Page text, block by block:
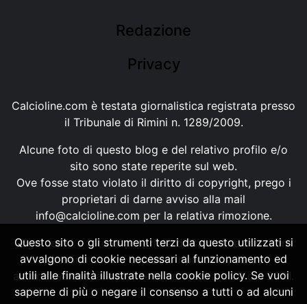
Redazione
Privacy
Calcioline.com è testata giornalistica registrata presso
il Tribunale di Rimini n. 1289/2009.
Alcune foto di questo blog e del relativo profilo e/o
sito sono state reperite sul web.
Ove fosse stato violato il diritto di copyright, prego i
proprietari di darne avviso alla mail
info@calcioline.com per la relativa rimozione.
Ogni testo e foto di proprietà di Calcioline.com non
possono essere copiati o riprodotti, senza
autorizzazione, ai sensi della normativa n.29 del 2001.
Questo sito o gli strumenti terzi da questo utilizzati si
avvalgono di cookie necessari al funzionamento ed
utili alle finalità illustrate nella cookie policy. Se vuoi
saperne di più o negare il consenso a tutti o ad alcuni